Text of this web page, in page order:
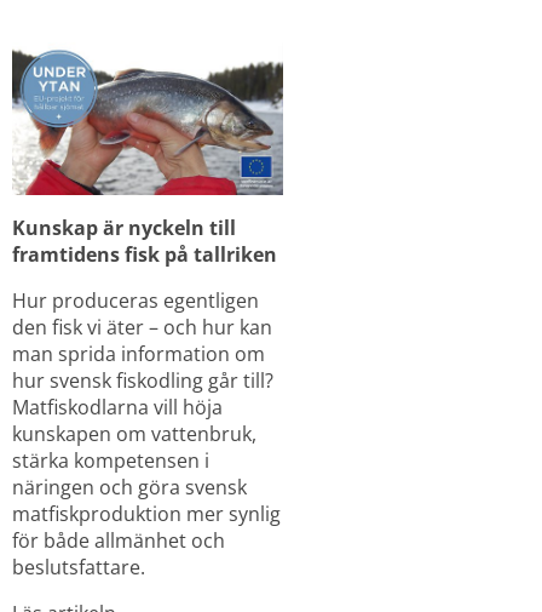
Kunskap är nyckeln till
framtidens fisk på tallriken
Hur produceras egentligen
den fisk vi äter – och hur kan
man sprida information om
hur svensk fiskodling går till?
Matfiskodlarna vill höja
kunskapen om vattenbruk,
stärka kompetensen i
näringen och göra svensk
matfiskproduktion mer synlig
för både allmänhet och
beslutsfattare.